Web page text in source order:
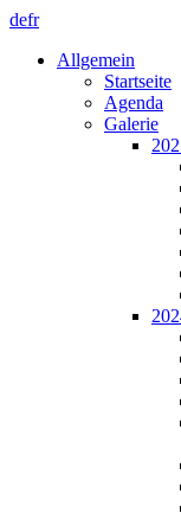
defr
Allgemein
Startseite
Agenda
Galerie